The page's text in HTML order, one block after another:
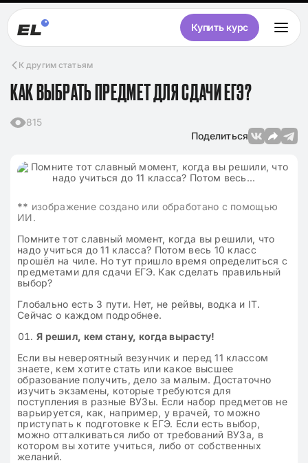
Купить курс
К другим статьям
КАК ВЫБРАТЬ ПРЕДМЕТ ДЛЯ СДАЧИ ЕГЭ?
815
Поделиться
** изображение создано или обработано с помощью
ИИ.
Помните тот славный момент, когда вы решили, что
надо учиться до 11 класса? Потом весь 10 класс
прошёл на чиле. Но тут пришло время определиться с
предметами для сдачи ЕГЭ. Как сделать правильный
выбор?
Глобально есть 3 пути. Нет, не рейвы, водка и IT.
Сейчас о каждом подробнее.
Я решил, кем стану, когда вырасту!
Если вы невероятный везунчик и перед 11 классом
знаете, кем хотите стать или какое высшее
образование получить, дело за малым. Достаточно
изучить экзамены, которые требуются для
поступления в разные ВУЗы. Если набор предметов не
варьируется, как, например, у врачей, то можно
приступать к подготовке к ЕГЭ. Если есть выбор,
можно отталкиваться либо от требований ВУЗа, в
котором вы хотите учиться, либо от собственных
желаний.